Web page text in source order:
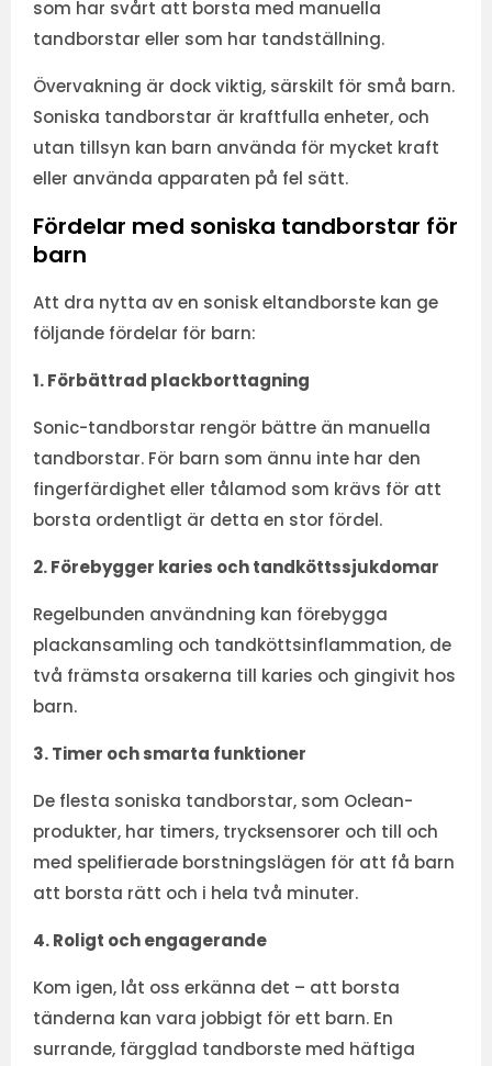
som har svårt att borsta med manuella
tandborstar eller som har tandställning.
Övervakning är dock viktig, särskilt för små barn.
Soniska tandborstar är kraftfulla enheter, och
utan tillsyn kan barn använda för mycket kraft
eller använda apparaten på fel sätt.
Fördelar med soniska tandborstar för
barn
Att dra nytta av en sonisk eltandborste kan ge
följande fördelar för barn:
1. Förbättrad plackborttagning
Sonic-tandborstar rengör bättre än manuella
tandborstar. För barn som ännu inte har den
fingerfärdighet eller tålamod som krävs för att
borsta ordentligt är detta en stor fördel.
2. Förebygger karies och tandköttssjukdomar
Regelbunden användning kan förebygga
plackansamling och tandköttsinflammation, de
två främsta orsakerna till karies och gingivit hos
barn.
3. Timer och smarta funktioner
De flesta soniska tandborstar, som Oclean-
produkter, har timers, trycksensorer och till och
med spelifierade borstningslägen för att få barn
att borsta rätt och i hela två minuter.
4. Roligt och engagerande
Kom igen, låt oss erkänna det – att borsta
tänderna kan vara jobbigt för ett barn. En
surrande, färgglad tandborste med häftiga